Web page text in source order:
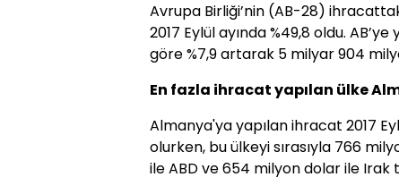
Avrupa Birliği’nin (AB-28)
2017 Eylül ayında %49,8 oldu. AB’ye
göre %7,9 artarak 5 milyar 904
En fazla ihracat yapılan ülke
Almanya'ya yapılan ihracat 2017
olurken, bu ülkeyi sırasıyla 766
ile ABD ve 654 milyon dolar ile Irak